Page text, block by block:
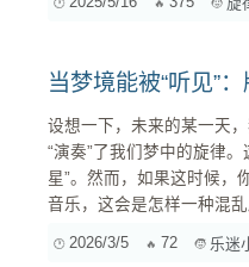
现在，AI似乎正在试图绕
当梦境能被“听见”
设想一下，未来的某一天
“演奏”了我们梦中的旋律
星”。然而，如果这时候，
音乐，这会是怎样一种混乱局面？ 作为一名普通乐迷，我忍不住要设想一下
2026/3/5 72 乐迷